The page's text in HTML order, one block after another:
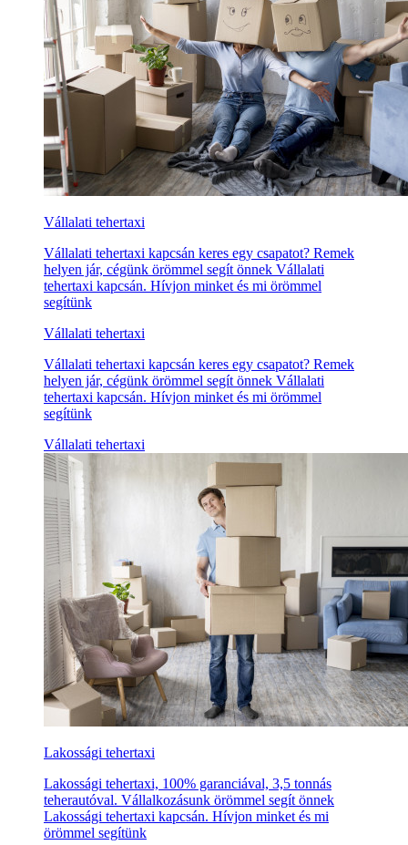
Vállalati tehertaxi
Vállalati tehertaxi kapcsán keres egy csapatot? Remek
helyen jár, cégünk örömmel segít önnek Vállalati
tehertaxi kapcsán. Hívjon minket és mi örömmel
segítünk
Vállalati tehertaxi
Vállalati tehertaxi kapcsán keres egy csapatot? Remek
helyen jár, cégünk örömmel segít önnek Vállalati
tehertaxi kapcsán. Hívjon minket és mi örömmel
segítünk
Vállalati tehertaxi
Lakossági tehertaxi
Lakossági tehertaxi, 100% garanciával, 3,5 tonnás
teherautóval. Vállalkozásunk örömmel segít önnek
Lakossági tehertaxi kapcsán. Hívjon minket és mi
örömmel segítünk